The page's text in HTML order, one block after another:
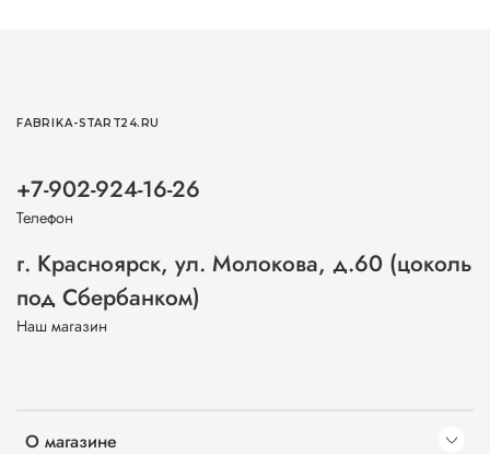
О магазине
FABRIKA-START24.RU
+7-902-924-16-26
Телефон
г. Красноярск, ул. Молокова, д.60 (цоколь
под Сбербанком)
Наш магазин